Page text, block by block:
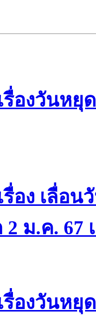
องวันหยุ
รื่อง เลื่อ
2 ม.ค. 67
รื่องวันหยุ